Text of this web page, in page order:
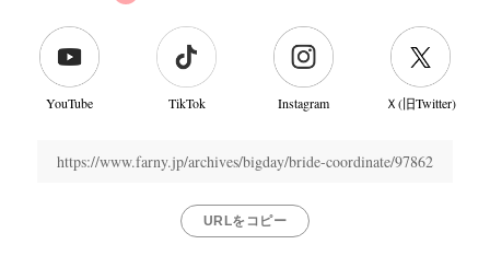
YouTube TikTok Instagram Ｘ(旧Twitter)
https://www.farny.jp/archives/bigday/bride-coordinate/97862
URLをコピー